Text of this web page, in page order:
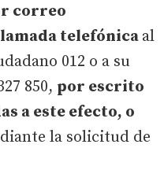
correo
telefónicaal
012 o a su
850, por escrito
a este efecto, o
la solicitud de